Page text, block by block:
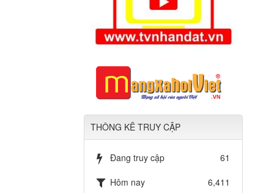
THÔNG KÊ TRUY CẬP
Đang truy cập
61
Hôm nay
6,411